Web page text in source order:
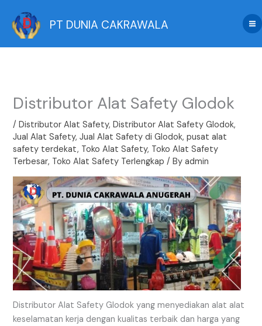
content
PT DUNIA CAKRAWALA
Distributor Alat Safety Glodok
/Distributor Alat Safety,Distributor Alat Safety Glodok,
Jual Alat Safety,Jual Alat Safety di Glodok,pusat alat
safety terdekat, Toko Alat Safety, Toko Alat Safety
Terbesar, Toko Alat Safety Terlengkap / Byadmin
Distributor Alat Safety Glodok yang menyediakan alat alat
keselamatan kerja dengan kualitas terbaik dan harga yang